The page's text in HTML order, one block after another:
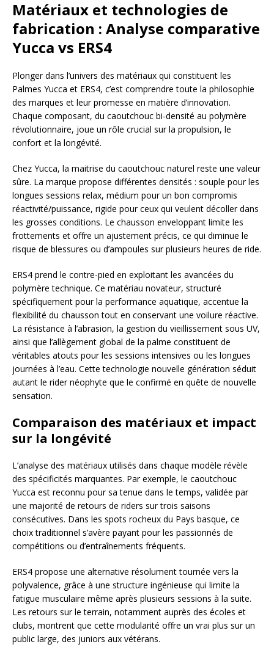
Matériaux et technologies de
fabrication : Analyse comparative
Yucca vs ERS4
Plonger dans l’univers des matériaux qui constituent les
Palmes Yucca et ERS4, c’est comprendre toute la philosophie
des marques et leur promesse en matière d’innovation.
Chaque composant, du caoutchouc bi-densité au polymère
révolutionnaire, joue un rôle crucial sur la propulsion, le
confort et la longévité.
Chez Yucca, la maitrise du caoutchouc naturel reste une valeur
sûre. La marque propose différentes densités : souple pour les
longues sessions relax, médium pour un bon compromis
réactivité/puissance, rigide pour ceux qui veulent décoller dans
les grosses conditions. Le chausson enveloppant limite les
frottements et offre un ajustement précis, ce qui diminue le
risque de blessures ou d’ampoules sur plusieurs heures de ride.
ERS4 prend le contre-pied en exploitant les avancées du
polymère technique. Ce matériau novateur, structuré
spécifiquement pour la performance aquatique, accentue la
flexibilité du chausson tout en conservant une voilure réactive.
La résistance à l’abrasion, la gestion du vieillissement sous UV,
ainsi que l’allègement global de la palme constituent de
véritables atouts pour les sessions intensives ou les longues
journées à l’eau. Cette technologie nouvelle génération séduit
autant le rider néophyte que le confirmé en quête de nouvelle
sensation.
Comparaison des matériaux et impact
sur la longévité
L’analyse des matériaux utilisés dans chaque modèle révèle
des spécificités marquantes. Par exemple, le caoutchouc
Yucca est reconnu pour sa tenue dans le temps, validée par
une majorité de retours de riders sur trois saisons
consécutives. Dans les spots rocheux du Pays basque, ce
choix traditionnel s’avère payant pour les passionnés de
compétitions ou d’entraînements fréquents.
ERS4 propose une alternative résolument tournée vers la
polyvalence, grâce à une structure ingénieuse qui limite la
fatigue musculaire même après plusieurs sessions à la suite.
Les retours sur le terrain, notamment auprès des écoles et
clubs, montrent que cette modularité offre un vrai plus sur un
public large, des juniors aux vétérans.